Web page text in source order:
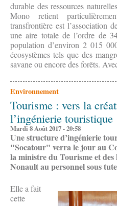
durable des ressources
Mono retient
transfrontière est l’association
une aire totale de l’ordre de
population d’environ 2 015
écosystèmes tels que des
savane ou encore des forêts.
Environnement
Tourisme : vers la
l’ingénierie touristique
Mardi 8 Août 2017 - 20:58
Une structure d’ingénierie
"Socatour" verra le jour au
la ministre du Tourisme et
Nonault au personnel sous
Elle a fait
cette